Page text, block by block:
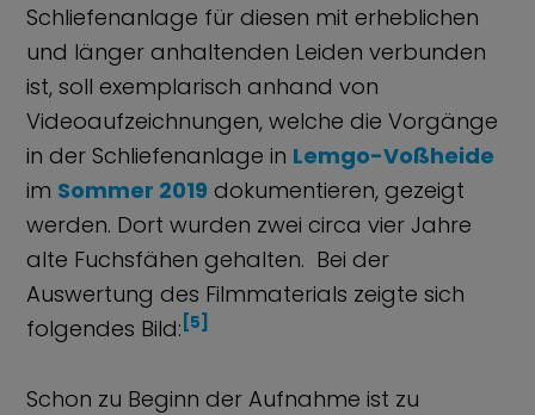
Schliefenanlage für diesen mit erheblichen
und länger anhaltenden Leiden verbunden
ist, soll exemplarisch anhand von
Videoaufzeichnungen, welche die Vorgänge
in der Schliefenanlage in Lemgo-Voßheide
im Sommer 2019 dokumentieren, gezeigt
werden. Dort wurden zwei circa vier Jahre
alte Fuchsfähen gehalten. Bei der
Auswertung des Filmmaterials zeigte sich
folgendes Bild: [5]
Schon zu Beginn der Aufnahme ist zu